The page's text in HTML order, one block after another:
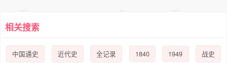
相关搜索
中国通史 近代史 全记录 1840 1949 战史